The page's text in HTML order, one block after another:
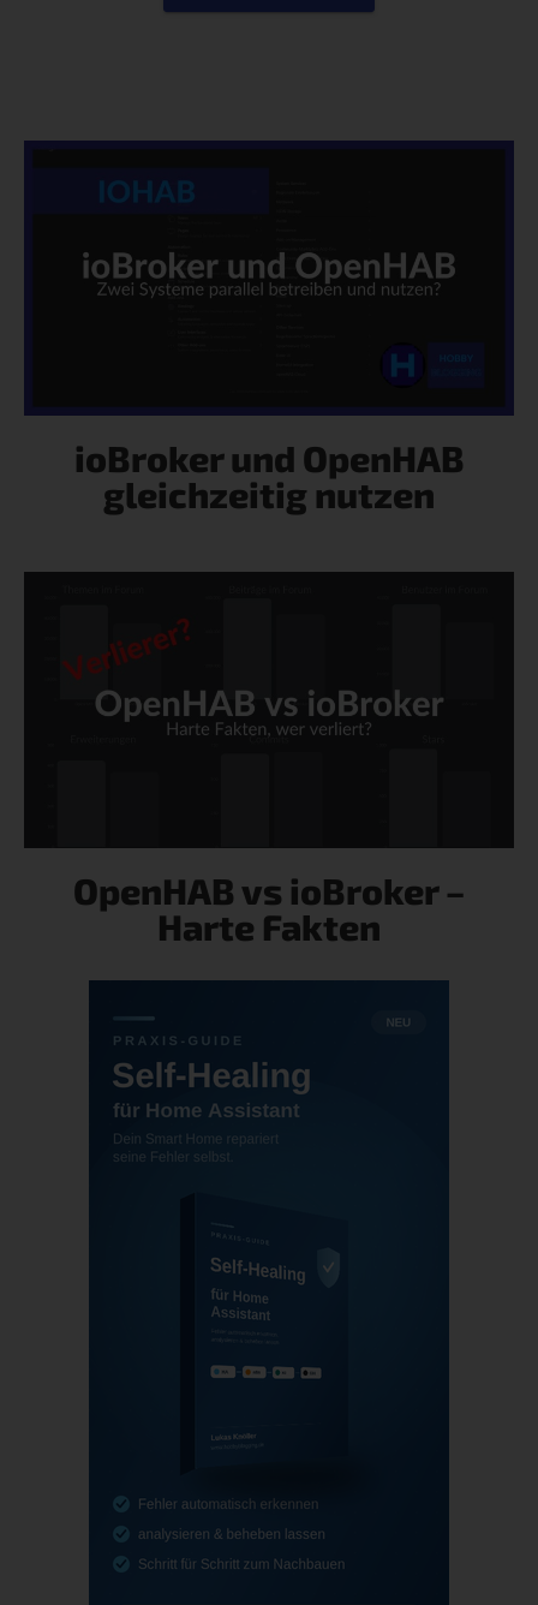
ioBroker und OpenHAB
gleichzeitig nutzen
OpenHAB vs ioBroker –
Harte Fakten